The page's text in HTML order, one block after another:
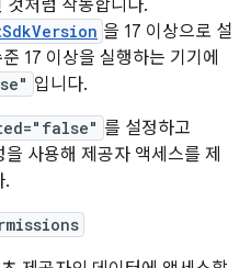
것처럼 작동합니다.
을 17 이상으로 설
17 이상을 실행하는 기기에
입니다.
를 설정하고
을 사용해 제공자 액세스를 제
.